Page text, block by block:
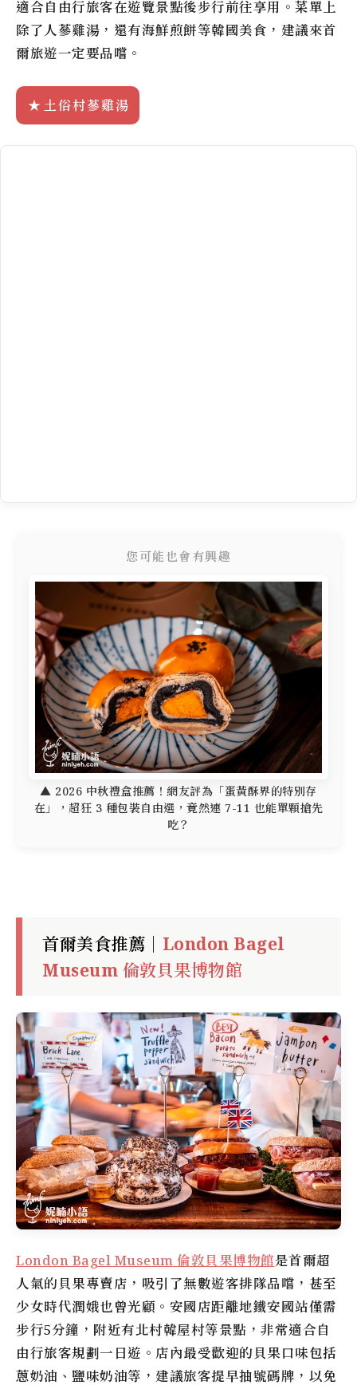
適合自由行旅客在遊覽景點後步行前往享用。菜單上
除了人蔘雞湯，還有海鮮煎餅等韓國美食，建議來首
爾旅遊一定要品嚐。
土俗村蔘雞湯
您可能也會有興趣
▲ 2026 中秋禮盒推薦！網友評為「蛋黃酥界的特別存
在」，超狂 3 種包裝自由選，竟然連 7-11 也能單顆搶先
吃？
首爾美食推薦｜ London Bagel
Museum 倫敦貝果博物館
London Bagel Museum 倫敦貝果博物館是首爾超
人氣的貝果專賣店，吸引了無數遊客排隊品嚐，甚至
少女時代潤娥也曾光顧。安國店距離地鐵安國站僅需
步行5分鐘，附近有北村韓屋村等景點，非常適合自
由行旅客規劃一日遊。店內最受歡迎的貝果口味包括
蔥奶油、鹽味奶油等，建議旅客提早抽號碼牌，以免